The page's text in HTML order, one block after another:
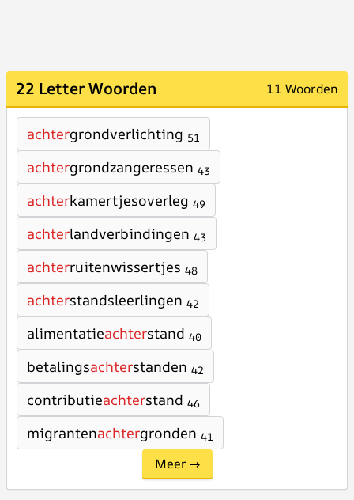
22 Letter Woorden 11 Woorden
achtergrondverlichting 51
achtergrondzangeressen 43
achterkamertjesoverleg 49
achterlandverbindingen 43
achterruitenwissertjes 48
achterstandsleerlingen 42
alimentatieachterstand 40
betalingsachterstanden 42
contributieachterstand 46
migrantenachtergronden 41
Meer →